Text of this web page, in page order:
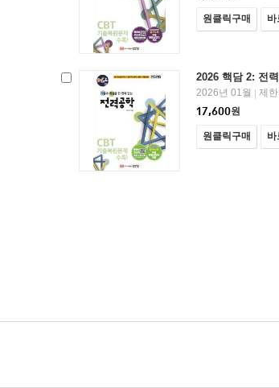
원클릭구매 바
2026 핵담 2: 전
2026년 01월 | 제
17,600원
원클릭구매 바